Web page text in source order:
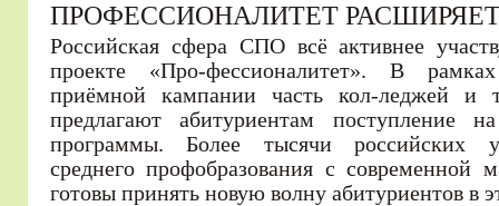
ПРОФЕССИОНАЛИТЕТ
Российская сфера СПО всё активнее
проекте «Про-фессионалитет». В
приёмной кампании часть кол-леджей и
предлагают абитуриентам поступление
программы. Более тысячи российских
среднего профобразования с современной
готовы принять новую волну абитуриентов в